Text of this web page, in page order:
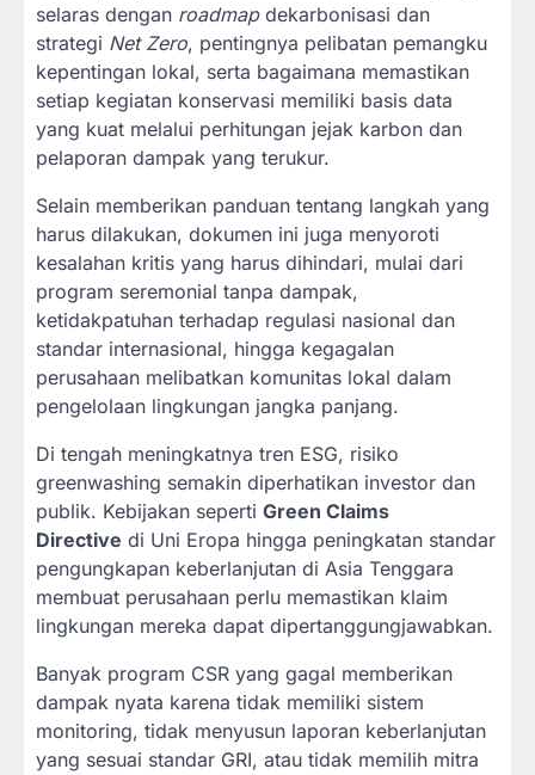
selaras dengan roadmap dekarbonisasi dan
strategi Net Zero, pentingnya pelibatan pemangku
kepentingan lokal, serta bagaimana memastikan
setiap kegiatan konservasi memiliki basis data
yang kuat melalui perhitungan jejak karbon dan
pelaporan dampak yang terukur.
Selain memberikan panduan tentang langkah yang
harus dilakukan, dokumen ini juga menyoroti
kesalahan kritis yang harus dihindari, mulai dari
program seremonial tanpa dampak,
ketidakpatuhan terhadap regulasi nasional dan
standar internasional, hingga kegagalan
perusahaan melibatkan komunitas lokal dalam
pengelolaan lingkungan jangka panjang.
Di tengah meningkatnya tren ESG, risiko
greenwashing semakin diperhatikan investor dan
publik. Kebijakan seperti Green Claims
Directive di Uni Eropa hingga peningkatan standar
pengungkapan keberlanjutan di Asia Tenggara
membuat perusahaan perlu memastikan klaim
lingkungan mereka dapat dipertanggungjawabkan.
Banyak program CSR yang gagal memberikan
dampak nyata karena tidak memiliki sistem
monitoring, tidak menyusun laporan keberlanjutan
yang sesuai standar GRI, atau tidak memilih mitra